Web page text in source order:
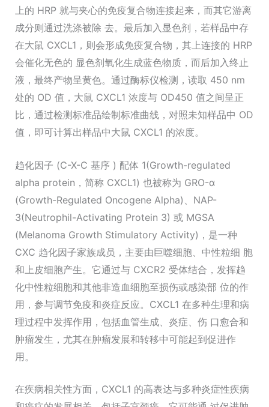
上的 HRP 就与夹心的免疫复合物连接起来，而其它游离
成分则通过洗涤被除 去。最后加入显色剂，若样品中存
在大鼠 CXCL1，则会形成免疫复合物，其上连接的 HRP
会催化无色的 显色剂氧化生成蓝色物质，而后加入终止
液，最终产物呈黄色。通过酶标仪检测，读取 450 nm
处的 OD 值，大鼠 CXCL1 浓度与 OD450 值之间呈正
比，通过检测标准品绘制标准曲线，对照未知样品中 OD
值，即可计算出样品中大鼠 CXCL1 的浓度。
趋化因子 (C-X-C 基序 ) 配体 1(Growth-regulated
alpha protein，简称 CXCL1) 也被称为 GRO-α
(Growth-Regulated Oncogene Alpha)、NAP-
3(Neutrophil-Activating Protein 3) 或 MGSA
(Melanoma Growth Stimulatory Activity)，是一种
CXC 趋化因子家族成员，主要由巨噬细胞、中性粒细 胞
和上皮细胞产生。它通过与 CXCR2 受体结合，发挥趋
化中性粒细胞和其他非造血细胞至损伤或感染部 位的作
用，参与调节免疫和炎症反应。CXCL1 在多种生理和病
理过程中发挥作用，包括血管生成、炎症、伤 口愈合和
肿瘤发生，尤其在肿瘤发展和转移中可能起到促进作
用。
在疾病相关性方面，CXCL1 的高表达与多种炎症性疾病